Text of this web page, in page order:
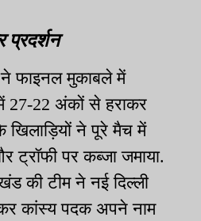
प्रदर्शन
फाइनल मुकाबले में
27-22 अंकों से हराकर
ने पूरे मैच में
ट्रॉफी पर कब्जा जमाया.
की टीम ने नई दिल्ली
कांस्य पदक अपने नाम